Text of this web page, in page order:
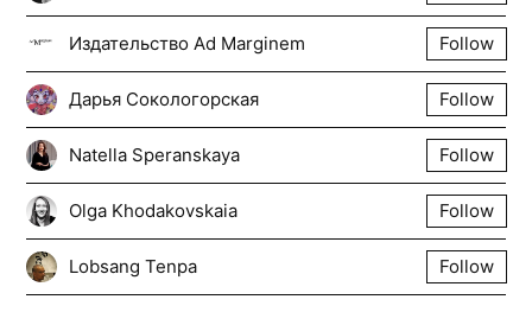
Издательство Ad Marginem Follow
Дарья Сокологорская Follow
Natella Speranskaya Follow
Olga Khodakovskaia Follow
Lobsang Tenpa Follow